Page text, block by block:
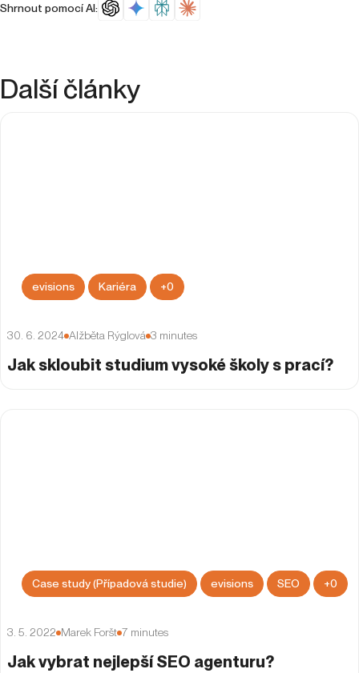
Shrnout pomocí AI:
Další články
30. 6. 2024 Alžběta Rýglová 3 minutes
Jak skloubit studium vysoké školy s prací?
evisions Kariéra +0
3. 5. 2022 Marek Foršt 7 minutes
Jak vybrat nejlepší SEO agenturu?
Case study (Případová studie) evisions SEO +0